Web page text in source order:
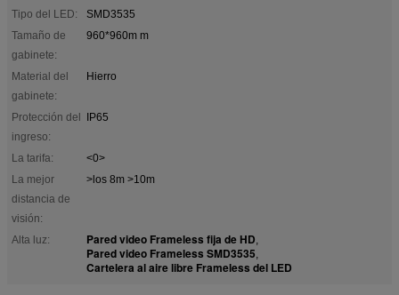
Tipo del LED:
SMD3535
Tamaño de
gabinete:
960*960m m
Material del
gabinete:
Hierro
Protección del
ingreso:
IP65
La tarifa:
<0>
La mejor
distancia de
visión:
>los 8m >10m
Alta luz: Pared video Frameless fija de HD,
Pared video Frameless SMD3535,
Cartelera al aire libre Frameless del LED